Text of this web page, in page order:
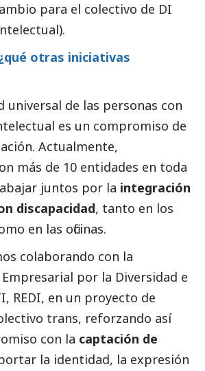
para el colectivo de DI
otras iniciativas
universal de las personas con
es un compromiso de
Actualmente,
más de 10 entidades en toda
juntos por la integración
discapacidad, tanto en los
en las oficinas.
colaborando con la
Empresarial por la Diversidad e
REDI, en un proyecto de
trans, reforzando así
con la captación de
la identidad, la expresión